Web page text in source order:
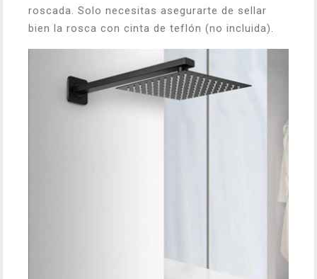
roscada. Solo necesitas asegurarte de sellar
bien la rosca con cinta de teflón (no incluida).